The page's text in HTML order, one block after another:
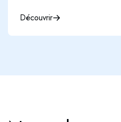
sensibilisation sur l’importance
permettant de vivre en
Découvrir